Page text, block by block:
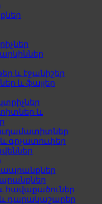
և էջանիշեր
և ֆայլեր
և
գրչատուփեր
ապրանքներ
հավաքածուներ
դարակաշարեր